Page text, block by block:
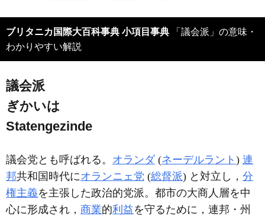
ブリタニカ国際大百科事典 小項目事典 「議会派」の意味・
わかりやすい解説
議会派
ぎかいは
Statengezinde
議会党とも呼ばれる。 オランダ (ネーデルラント ) 連
邦共和国時代にオランニェ党 (総督派) と対立し， 分
権主義を主張した政治的党派。都市の大商人層を中
心に形成され， 商業的利益を守るために，連邦・州